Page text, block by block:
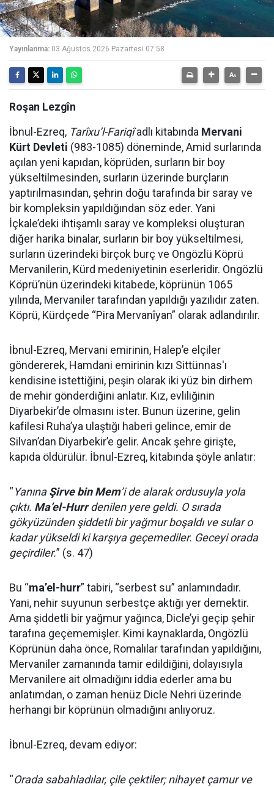
Yayınlanma: 03 Ağustos 2026 Pazartesi 07:58
Roşan Lezgîn
İbnul-Ezreq, Tarîxu’l-Fariqîadlı kitabında Mervani
Kürt Devleti (983-1085) döneminde, Amid surlarında
açılan yeni kapıdan, köprüden, surların bir boy
yükseltilmesinden, surların üzerinde burçların
yaptırılmasından, şehrin doğu tarafında bir saray ve
bir kompleksin yapıldığından söz eder. Yani
İçkale’deki ihtişamlı saray ve kompleksi oluşturan
diğer harika binalar, surların bir boy yükseltilmesi,
surların üzerindeki birçok burç ve Ongözlü Köprü
Mervanilerin, Kürd medeniyetinin eserleridir. Ongözlü
Köprü’nün üzerindeki kitabede, köprünün 1065
yılında, Mervaniler tarafından yapıldığı yazılıdır zaten.
Köprü, Kürdçede “Pira Mervanîyan” olarak adlandırılır.
İbnul-Ezreq, Mervani emirinin, Halep’e elçiler
göndererek, Hamdani emirinin kızı Sittünnas'ı
kendisine istettiğini, peşin olarak iki yüz bin dirhem
de mehir gönderdiğini anlatır. Kız, evliliğinin
Diyarbekir’de olmasını ister. Bunun üzerine, gelin
kafilesi Ruha’ya ulaştığı haberi gelince, emir de
Silvan’dan Diyarbekir’e gelir. Ancak şehre girişte,
kapıda öldürülür. İbnul-Ezreq, kitabında şöyle anlatır:
“YanınaŞirve bin Mem’i de alarak ordusuyla yola
çıktı. Ma’el-Hurrdenilen yere geldi. O sırada
gökyüzünden şiddetli bir yağmur boşaldı ve sular o
kadar yükseldi ki karşıya geçemediler. Geceyi orada
geçirdiler.” (s. 47)
Bu “ma’el-hurr” tabiri, “serbest su” anlamındadır.
Yani, nehir suyunun serbestçe aktığı yer demektir.
Ama şiddetli bir yağmur yağınca, Dicle’yi geçip şehir
tarafına geçememişler. Kimi kaynaklarda, Ongözlü
Köprünün daha önce, Romalılar tarafından yapıldığını,
Mervaniler zamanında tamir edildiğini, dolayısıyla
Mervanilere ait olmadığını iddia ederler ama bu
anlatımdan, o zaman henüz Dicle Nehri üzerinde
herhangi bir köprünün olmadığını anlıyoruz.
İbnul-Ezreq, devam ediyor:
“Orada sabahladılar, çile çektiler; nihayet çamur ve